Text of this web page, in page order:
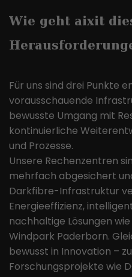
Wie geht aixit
Für uns sind drei Punkte
vorausschauende
bewusste Umgang mit
kontinuierliche
und Prozesse.
Unsere Rechenzentren
mehrfach abgesichert
Darkfibre-Infrastruktur
Energieeffizienz,
nachhaltige Lösungen
Windpark Paderborn.
bewusst in Innovation –
Forschungsprojekte wie
der sie
Anbieter Google LLC
2 Jahre
Zweck
Analytics
verwendet,
und
und die
verfolgen.
eine
um